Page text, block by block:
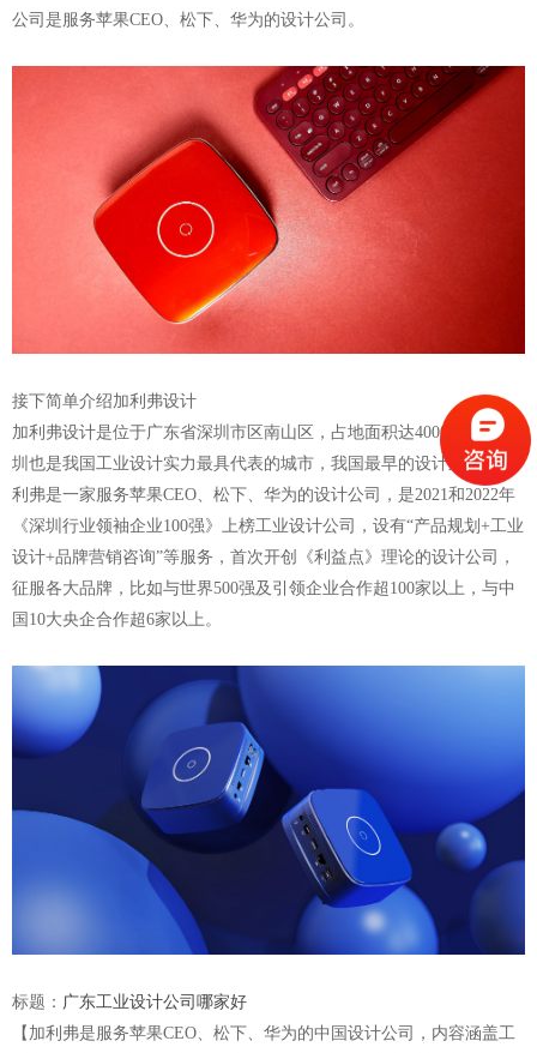
公司是服务苹果CEO、松下、华为的设计公司。
接下简单介绍加利弗设计
加利弗设计是位于广东省深圳市区南山区，占地面积达4000多平，深
圳也是我国工业设计实力最具代表的城市，我国最早的设计之都。加
利弗是一家服务苹果CEO、松下、华为的设计公司，是2021和2022年
《深圳行业领袖企业100强》上榜工业设计公司，设有“产品规划 +工业
设计+品牌营销咨询”等服务，首次开创《利益点》理论的设计公司，
征服各大品牌，比如与世界500强及引领企业合作超100家以上，与中
国10大央企合作超6家以上。
标题： 广东工业设计公司哪家好
【加利弗是服务苹果CEO、松下、华为的中国设计公司，内容涵盖工